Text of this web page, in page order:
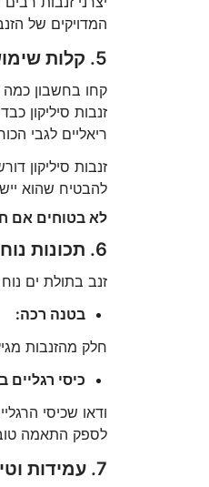
המדויקים של
5. קלות שימוש ותחזוקה
קחו בחשבון כמה
זנבות סיליקון
ריאליים לגבי
זנבות סיליקון
להבטיח שהוא
לא בטוחים אם
6. תכונות נוחות
זנב בתולת ים
בטנה רכה:
חלק מהזנבות
כיסי רגליים
ודאו שכיסי
לספק התאמה
7. עמידות וטיפול